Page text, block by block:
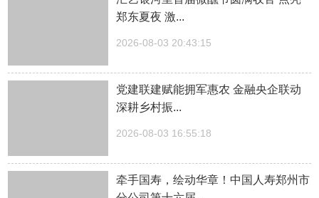
郑东夏夜 激...
2026-08-03 20:43:15
党建联建赋能拥军惠农 金融央企联动
深耕乡村振...
2026-08-03 16:55:18
牵手国寿，绘动华章！中国人寿郑州市